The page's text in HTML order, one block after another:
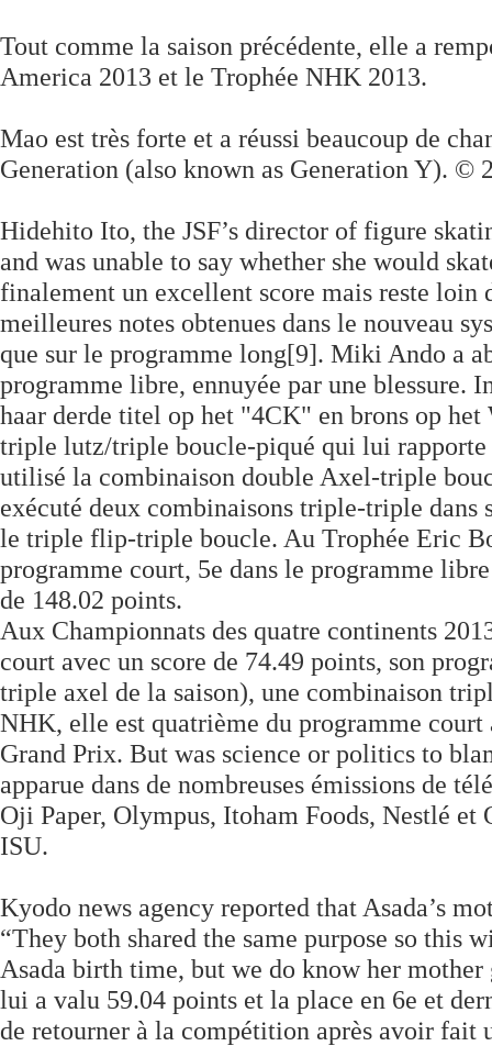
Tout comme la saison précédente, elle a
America 2013 et le Trophée NHK 2013.
Mao est très forte et a réussi beaucoup de
Generation (also known as Generation Y). ©
Hidehito Ito, the JSF’s director of figure
and was unable to say whether she would
finalement un excellent score mais reste loin
meilleures notes obtenues dans le nouveau
que sur le programme long[9]. Miki Ando a
programme libre, ennuyée par une blessure.
haar derde titel op het "4CK" en brons op
triple lutz/triple boucle-piqué qui lui rapporte
utilisé la combinaison double Axel-triple
exécuté deux combinaisons triple-triple
le triple flip-triple boucle. Au Trophée Eric
programme court, 5e dans le programme
de 148.02 points.
Aux Championnats des quatre continents
court avec un score de 74.49 points, son
triple axel de la saison), une combinaison
NHK, elle est quatrième du programme
Grand Prix. But was science or politics to
apparue dans de nombreuses émissions de
Oji Paper, Olympus, Itoham Foods, Nestlé
ISU.
Kyodo news agency reported that Asada’s
“They both shared the same purpose so this
Asada birth time, but we do know her
lui a valu 59.04 points et la place en 6e et
de retourner à la compétition après avoir fait